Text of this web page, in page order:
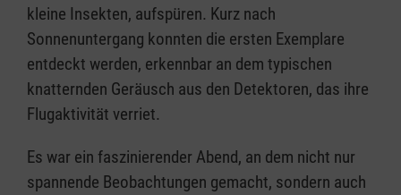
kleine Insekten, aufspüren. Kurz nach
Sonnenuntergang konnten die ersten Exemplare
entdeckt werden, erkennbar an dem typischen
knatternden Geräusch aus den Detektoren, das ihre
Flugaktivität verriet.
Es war ein faszinierender Abend, an dem nicht nur
spannende Beobachtungen gemacht, sondern auch